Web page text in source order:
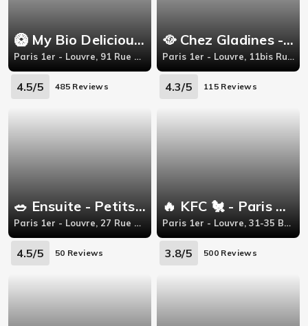
🥝 My Bio Delicious - Rivoli
Paris 1er - Louvre, 91 Rue de Rivoli
4.5/5 485 Reviews
🥘 Chez Gladines - Les Halles
Paris 1er - Louvre, 11bis Rue des Halles
4.3/5 115 Reviews
🥗 Ensuite - Petits Champs
Paris 1er - Louvre, 27 Rue des Petits Champs
4.5/5 50 Reviews
🔥 KFC 🐔 - Paris Les Halles
Paris 1er - Louvre, 31-35 Bd de Sebastopol,
3.8/5 500 Reviews